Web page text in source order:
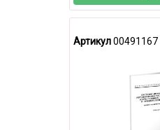
Артикул00491167